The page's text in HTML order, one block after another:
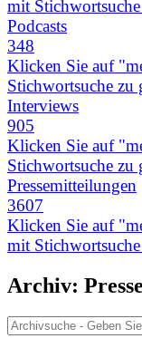
mit
Podcasts
348
Klicken Sie auf
Stichwortsuche zu
Interviews
905
Klicken Sie auf
Stichwortsuche zu
Pressemitteilungen
3607
Klicken Sie auf
mit
Archiv: